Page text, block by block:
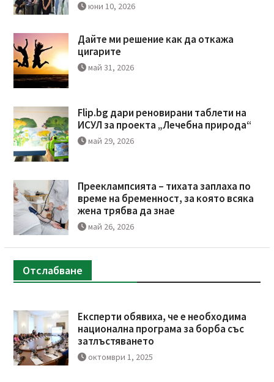
юни 10, 2026
Дайте ми решение как да откажа
цигарите
май 31, 2026
Flip.bg дари реновирани таблети на
ИСУЛ за проекта „Лечебна природа“
май 29, 2026
Прееклампсията – тихата заплаха по
време на бременност, за която всяка
жена трябва да знае
май 26, 2026
Отслабване
Експерти обявиха, че е необходима
национална програма за борба със
затлъстяването
октомври 1, 2025